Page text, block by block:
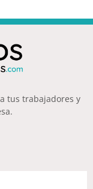
tus trabajadores y